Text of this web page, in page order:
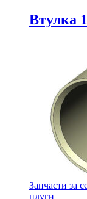
Втулка
Запчасти за
плуги